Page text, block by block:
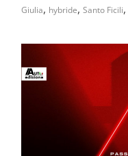
lifestyle
Giulia, hybride, Santo Ficili,